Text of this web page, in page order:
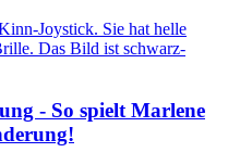
- So spielt Marlene